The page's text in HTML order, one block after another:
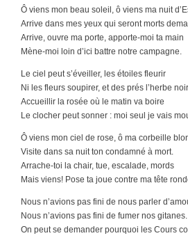
Ô viens mon beau soleil, ô viens ma nuit
Arrive dans mes yeux qui seront morts
Arrive, ouvre ma porte, apporte-moi ta main
Mène-moi loin d’ici battre notre campagne.
Le ciel peut s’éveiller, les étoiles fleurir
Ni les fleurs soupirer, et des prés l’herbe
Accueillir la rosée où le matin va boire
Le clocher peut sonner : moi seul je vais
Ô viens mon ciel de rose, ô ma corbeille
Visite dans sa nuit ton condamné à mort.
Arrache-toi la chair, tue, escalade, mords
Mais viens! Pose ta joue contre ma tête
Nous n’avions pas fini de nous parler
Nous n’avions pas fini de fumer nos gitanes.
On peut se demander pourquoi les Cours